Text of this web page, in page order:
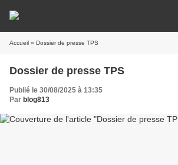
Accueil » Dossier de presse TPS
Dossier de presse TPS
Publié le 30/08/2025 à 13:35
Par blog813